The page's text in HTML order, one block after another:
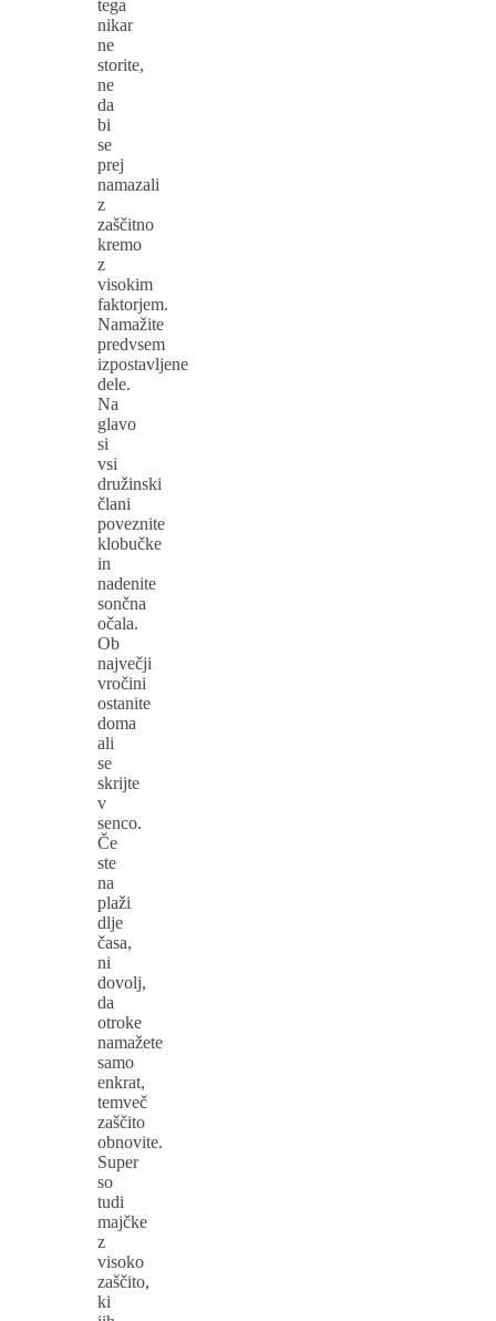
tega
nikar
ne
storite,
ne
da
bi
se
prej
namazali
z
zaščitno
kremo
z
visokim
faktorjem.
Namažite
predvsem
izpostavljene
dele.
Na
glavo
si
vsi
družinski
člani
poveznite
klobučke
in
nadenite
sončna
očala.
Ob
največji
vročini
ostanite
doma
ali
se
skrijte
v
senco.
Če
ste
na
plaži
dlje
časa,
ni
dovolj,
da
otroke
namažete
samo
enkrat,
temveč
zaščito
obnovite.
Super
so
tudi
majčke
z
visoko
zaščito,
ki